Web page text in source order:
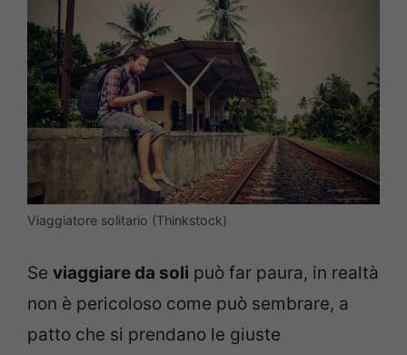
Viaggiatore solitario (Thinkstock)
Se viaggiare da soli può far paura, in realtà
non è pericoloso come può sembrare, a
patto che si prendano le giuste